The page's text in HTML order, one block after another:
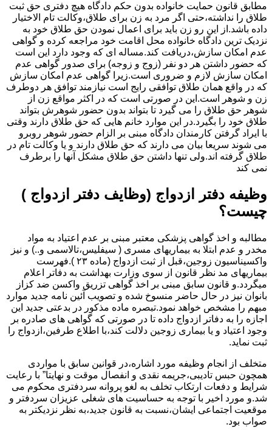
مطابق قانون حمایت خانواده بدون حکم دادگاه هیچ دفتری حق ثبت
طلاق را نداشته،حتی اگر مرد به زن برای طلاق،وکالت تام الاختیار
داده باشد.از این رو زن باید برای اعمال نمودن حق طلاق خود به
نزدیک ترین دادگاه خانواده محل اقامت خود مراجعه کرده و گواهی
عدم امکان سازش،دریافت کند.مساله ای که وجود دارد این است
که حضور داشتن هر دو نفر (زوج و زوجه) برای صدور گواهی عدم
امکان سازش لازم و ضروری است.زیرا گواهی عدم امکان سازش
که در واقع همان طلاق توافقی رایج است نیازمند توافق هر دوطرف
زن و شوهر است.این در صورتی است که در اکثر مواقع زن از
شوهر حق طلاق را می گیرد تا بتواند بدون حضور شوهرش بتواند
طلاق خود را بگیرد.در این موارد خانم هایی که حق طلاق دارند وقتی
با ایراد گرفتن کارمندان دادگاه مبنی بر الزام حضور شوهر روبرو
می شوند سریعا بیان می دارند که حق طلاق دارند و یا وکالت تام در
طلاق گرفته اند.ولی تنها داشتن حق طلاق مشکل آنها را برطرف
نمی کند
وظیفه دفتر ازدواج (وظایف دفتر ازدواج )
چیست؟
مطالبه و اخذ گواهی پزشکی معتبر مبنی بر عدم اعتیاد به مواد
مخدر و عدم ابتلا به بیماریهای مسری ( سیفلیس،تالاسمی و..) و نیز
واکسیناسیون زوجین،قبل از ثبت ازدواج (ماده ۲۳ ).فهرست
بیماریهای مد نظر قانون از سوی وزارت بهداشت به دفاتر اعلام
میگردد.و قانون سابق مبنی بر اخذ گواهی تزریق واکسن ضد کزاز
بانوان نیز در حال حاضر منسوخ شده و تصویب آئین نامه جدید موارد
مبهم را مشخص خواهد نمود.تبصره ماده مذکور در بدعتی جدید این
اجازه را به دفاتر ازدواج داده تا در صورتی که گواهی های صادره بر
وجود اعتیاد و یا بیماری زوجین دلالت کند،با اطلاع طرفین،ازدواج را
ثبت نماید.
متخلف از انجام وظیفه مورد اشاره،در قوانین سابق با مواردی
همچون حبس تادیبی،جریمه نقدی و انفصال موقت و نهایتا” با رعایت
شرایط و دفعات ارتکاب تخلف به لغو پروانه سردفتری محکوم می
شد.و مورد اخیر با توجه به حساسیت های شغلی عزیزان سردفتر و
موقعیت اجتماعی ایشان،نسبت به قانون جدید،به نظر نزدیکتر به
صواب بود.